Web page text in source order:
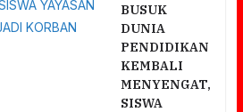
BUSUK
DUNIA
PENDIDIKAN
KEMBALI
MENYENGAT,
SISWA